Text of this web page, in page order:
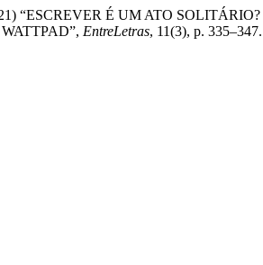
“ESCREVER É UM ATO
EntreLetras, 11(3), p.